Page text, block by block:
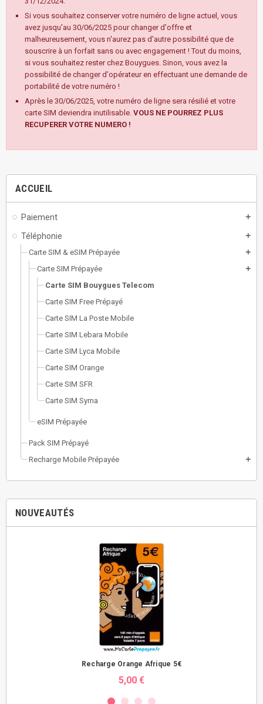
ACCUEIL
Paiement add
Téléphonie add
Carte SIM & eSIM Prépayée add
Carte SIM Prépayée add
Carte SIM Bouygues Telecom
Carte SIM Free Prépayé
Carte SIM La Poste Mobile
Carte SIM Lebara Mobile
Carte SIM Lyca Mobile
Carte SIM Orange
Carte SIM SFR
Carte SIM Syma
eSIM Prépayée
Pack SIM Prépayé
Recharge Mobile Prépayée
add
NOUVEAUTÉS
Recharge Orange Afrique 5€
5,00 €
Si vous souhaitez conserver votre numéro de ligne actuel, vous
avez jusqu'au 30/06/2025 pour changer d'offre et
malheureusement, vous n'aurez pas d'autre possibilité que de
souscrire à un forfait sans ou avec engagement ! Tout du moins,
si vous souhaitez rester chez Bouygues. Sinon, vous avez la
possibilité de changer d'opérateur en effectuant une demande de
portabilité de votre numéro !
Après le 30/06/2025, votre numéro de ligne sera résilié et votre
carte SIM deviendra inutilisable. VOUS NE POURREZ PLUS
RECUPERER VOTRE NUMERO !